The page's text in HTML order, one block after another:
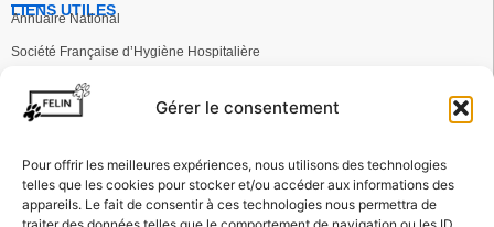
Gérer le consentement
Pour offrir les meilleures expériences, nous utilisons des technologies
telles que les cookies pour stocker et/ou accéder aux informations des
appareils. Le fait de consentir à ces technologies nous permettra de
LIENS UTILES
Annuaire National
Société Française d’Hygiène Hospitalière
Groupe d’Évaluation des Pratiques en Hygiène Hospitalière
Groupe d’Étude sur le risque d’Exposition des Soignants
Haut Conseil de la Santé Publique
Haute Autorité de Santé